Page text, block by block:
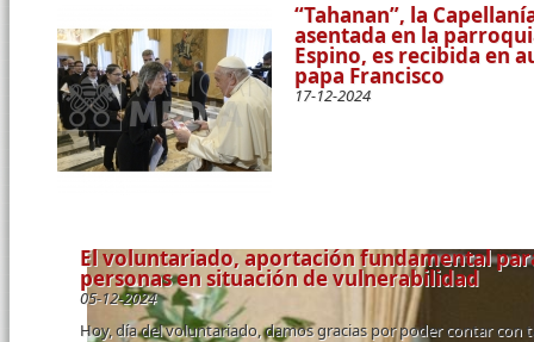
“Tahanan”, la
asentada en la
Espino, es recibida en
papa Francisco
17-12-2024
El voluntariado, aportación fundamental
personas en situación de vulnerabilidad
05-12-2024
Hoy, día del voluntariado, damos gracias por poder contar con